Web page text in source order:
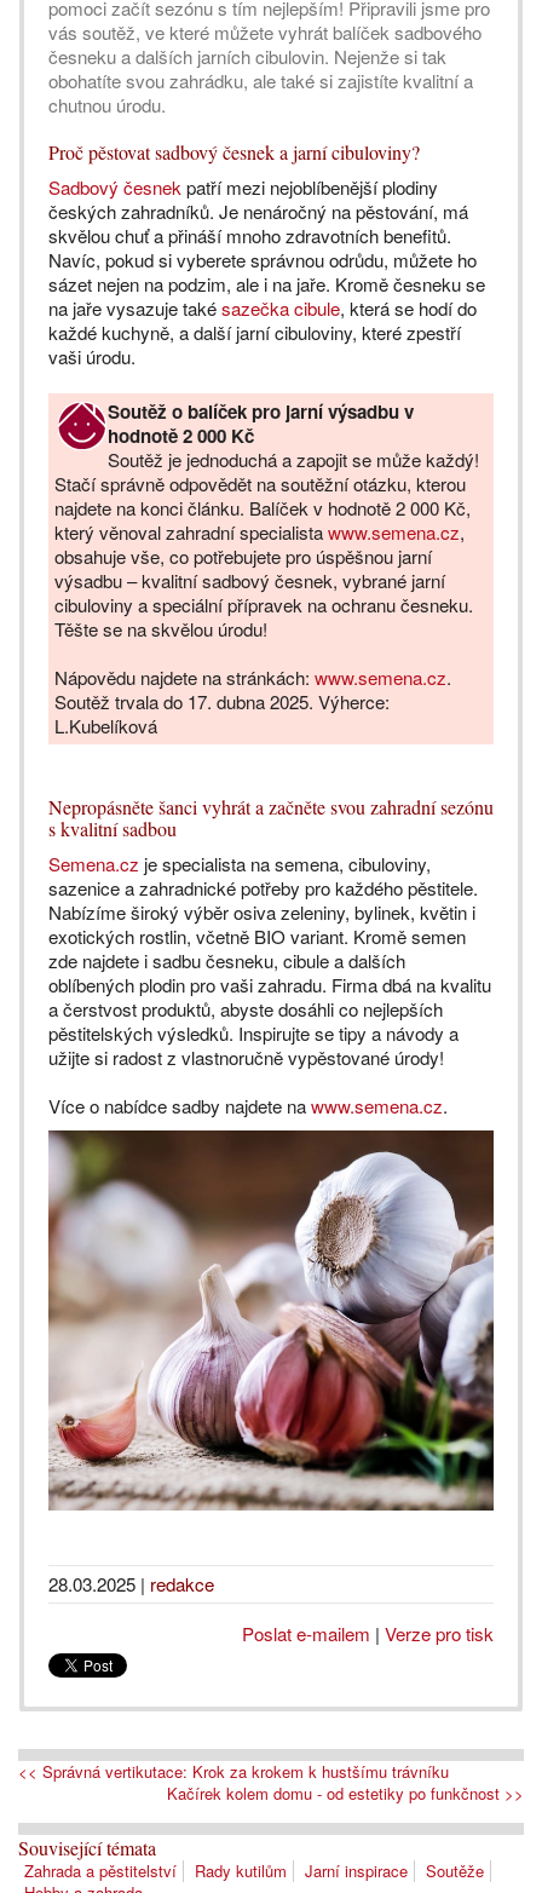
pomoci začít sezónu s tím nejlepším! Připravili jsme pro
vás soutěž, ve které můžete vyhrát balíček sadbového
česneku a dalších jarních cibulovin. Nejenže si tak
obohatíte svou zahrádku, ale také si zajistíte kvalitní a
chutnou úrodu.
Proč pěstovat sadbový česnek a jarní cibuloviny?
Sadbový česnek patří mezi nejoblíbenější plodiny
českých zahradníků. Je nenáročný na pěstování, má
skvělou chuť a přináší mnoho zdravotních benefitů.
Navíc, pokud si vyberete správnou odrůdu, můžete ho
sázet nejen na podzim, ale i na jaře. Kromě česneku se
na jaře vysazuje takésazečka cibule, která se hodí do
každé kuchyně, a další jarní cibuloviny, které zpestří
vaši úrodu.
Soutěž o balíček pro jarní výsadbu v
hodnotě 2 000 Kč
Soutěž je jednoduchá a zapojit se může každý!
Stačí správně odpovědět na soutěžní otázku, kterou
najdete na konci článku. Balíček v hodnotě 2 000 Kč,
který věnoval zahradní specialistawww.semena.cz,
obsahuje vše, co potřebujete pro úspěšnou jarní
výsadbu – kvalitní sadbový česnek, vybrané jarní
cibuloviny a speciální přípravek na ochranu česneku.
Těšte se na skvělou úrodu!
Nápovědu najdete na stránkách: www.semena.cz.
Soutěž trvala do 17. dubna 2025. Výherce:
L.Kubelíková
Nepropásněte šanci vyhrát a začněte svou zahradní sezónu
s kvalitní sadbou
Semena.cz je specialista na semena, cibuloviny,
sazenice a zahradnické potřeby pro každého pěstitele.
Nabízíme široký výběr osiva zeleniny, bylinek, květin i
exotických rostlin, včetně BIO variant. Kromě semen
zde najdete i sadbu česneku, cibule a dalších
oblíbených plodin pro vaši zahradu. Firma dbá na kvalitu
a čerstvost produktů, abyste dosáhli co nejlepších
pěstitelských výsledků. Inspirujte se tipy a návody a
užijte si radost z vlastnoručně vypěstované úrody!
Více o nabídce sadby najdete nawww.semena.cz.
28.03.2025 | redakce
Poslat e-mailem | Verze pro tisk
<< Správná vertikutace: Krok za krokem k hustšímu trávníku
Kačírek kolem domu - od estetiky po funkčnost >>
Související témata
Zahrada a pěstitelství Rady kutilům Jarní inspirace
Soutěže